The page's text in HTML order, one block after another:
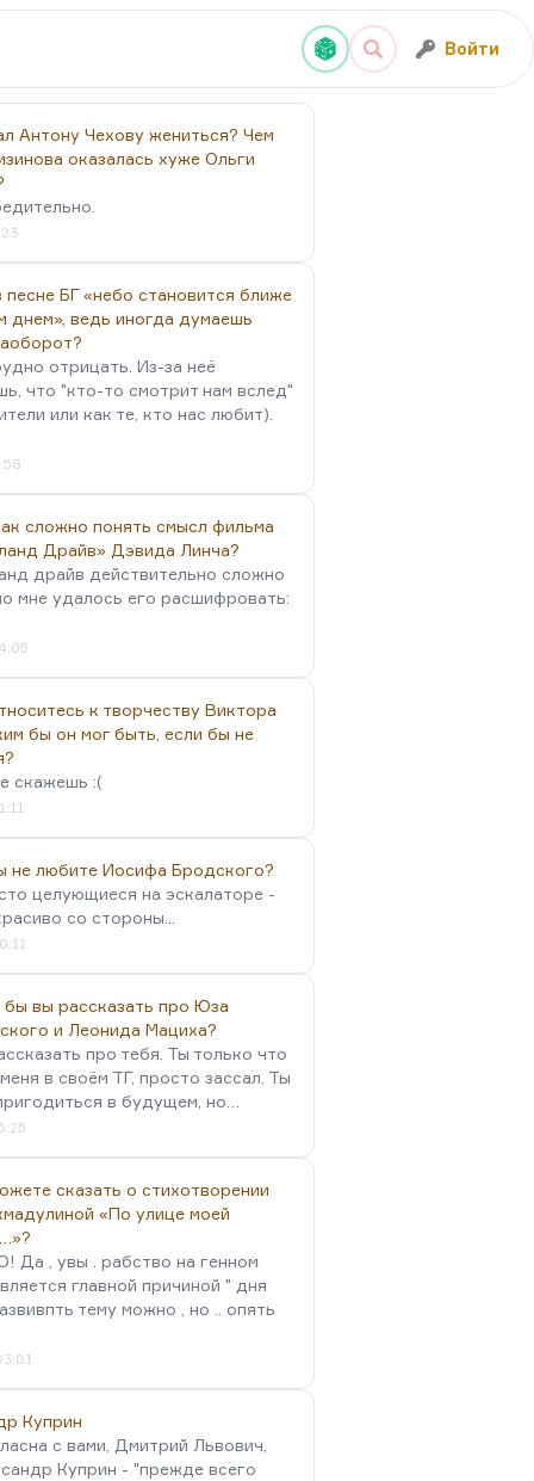
Войти
Антону Чехову жениться? Чем
оказалась хуже Ольги
песне БГ «небо становится ближе
днем», ведь иногда думаешь
отрицать. Из-за неё
что "кто-то смотрит нам вслед"
или как те, кто нас любит).
сложно понять смысл фильма
Драйв» Дэвида Линча?
драйв действительно сложно
мне удалось его расшифровать:
к творчеству Виктора
бы он мог быть, если бы не
скажешь :(
не любите Иосифа Бродского?
целующиеся на эскалаторе -
со стороны...
бы вы рассказать про Юза
и Леонида Мациха?
про тебя. Ты только что
в своём ТГ, просто зассал. Ты
в будущем, но…
сказать о стихотворении
«По улице моей
Да , увы . рабство на генном
главной причиной " дня
тему можно , но .. опять
Куприн
с вами, Дмитрий Львович,
Куприн - "прежде всего